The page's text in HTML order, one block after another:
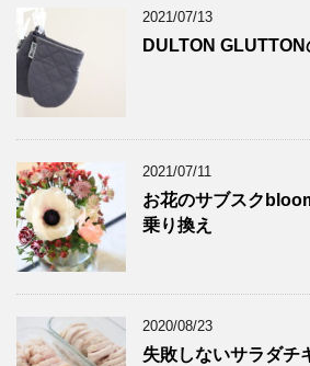
2021/07/13
DULTON
2021/07/11
お花のサブスク
乗り換え
2020/08/23
失敗しないサラダチ